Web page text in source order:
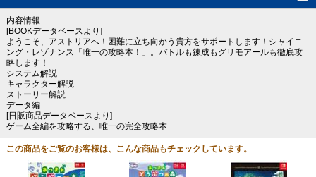
内容情報
[BOOKデータベースより]
ようこそ、アストリアへ！困難に立ち向かう貴方をサポートします！シャイニ
ング・レゾナンス「唯一の攻略本！」。バトルも錬成もグリモアールも徹底攻
略します！
システム解説
キャラクター解説
ストーリー解説
データ編
[日販商品データベースより]
ゲーム全編を攻略する、唯一の完全攻略本
この商品をご覧のお客様は、こんな商品もチェックしています。